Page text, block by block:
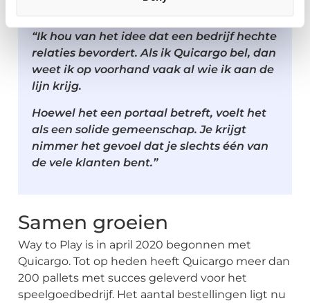
Proactief zijn is hierin wezenlijk belangrijk.
“Ik hou van het idee dat een bedrijf hechte
relaties bevordert. Als ik Quicargo bel, dan
weet ik op voorhand vaak al wie ik aan de
lijn krijg.
Hoewel het een portaal betreft, voelt het
als een solide gemeenschap. Je krijgt
nimmer het gevoel dat je slechts één van
de vele klanten bent.”
Samen groeien
Way to Play is in april 2020 begonnen met
Quicargo. Tot op heden heeft Quicargo meer dan
200 pallets met succes geleverd voor het
speelgoedbedrijf. Het aantal bestellingen ligt nu